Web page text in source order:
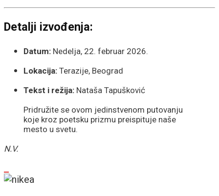
Detalji izvođenja:
Datum: Nedelja, 22. februar 2026.
Lokacija: Terazije, Beograd
Tekst i režija: Nataša Tapušković
Pridružite se ovom jedinstvenom putovanju
koje kroz poetsku prizmu preispituje naše
mesto u svetu.
N.V.